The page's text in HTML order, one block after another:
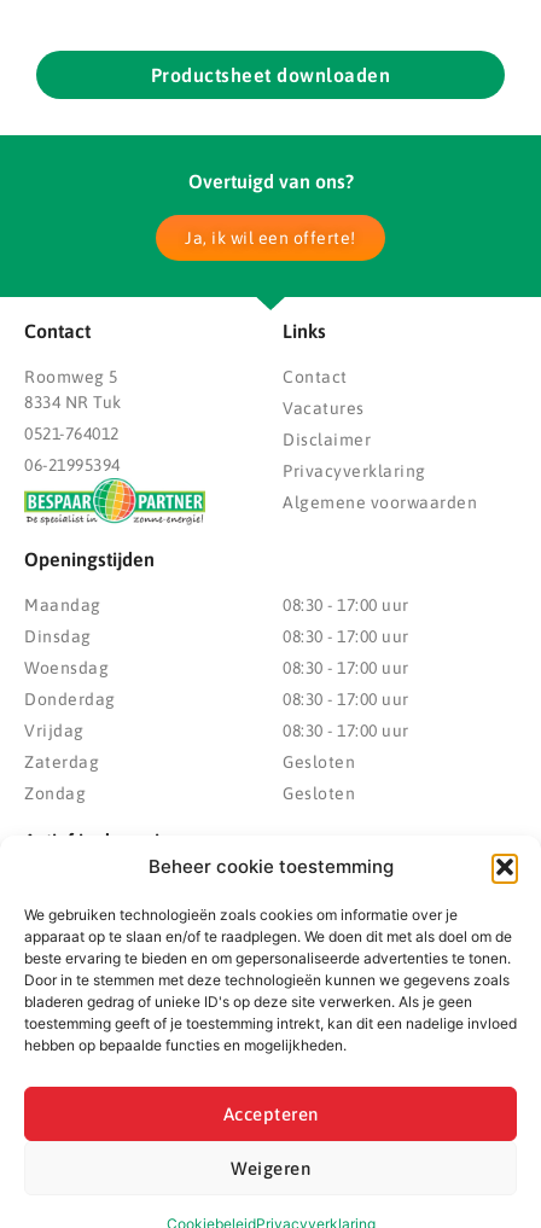
Beheer cookie toestemming
We gebruiken technologieën zoals cookies om informatie over je
apparaat op te slaan en/of te raadplegen. We doen dit met als doel om de
beste ervaring te bieden en om gepersonaliseerde advertenties te tonen.
Door in te stemmen met deze technologieën kunnen we gegevens zoals
bladeren gedrag of unieke ID's op deze site verwerken. Als je geen
toestemming geeft of je toestemming intrekt, kan dit een nadelige invloed
hebben op bepaalde functies en mogelijkheden.
Accepteren
Weigeren
CookiebeleidPrivacyverklaring
Productsheet downloaden
Overtuigd van ons?
Ja, ik wil een offerte!
Contact
Roomweg 5
8334 NR Tuk
0521-764012
06-21995394
Links
Contact
Vacatures
Disclaimer
Privacyverklaring
Algemene voorwaarden
Openingstijden
Maandag
Dinsdag
Woensdag
Donderdag
Vrijdag
Zaterdag
Zondag
08:30 - 17:00 uur
08:30 - 17:00 uur
08:30 - 17:00 uur
08:30 - 17:00 uur
08:30 - 17:00 uur
Gesloten
Gesloten
Actief in de regio
Gemeente Hoogeveen
Gemeente Meppel
Gemeente Midden-Drenthe
Gemeente Noordenveld
Gemeente Noordoostpolder
Gemeente Weststellingwerf
Gemeente De Wolden
Zwolle
Heerenveen
Kampen
Emmeloord